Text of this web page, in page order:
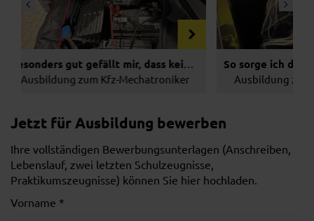
& Ausbildung
Besonders gut gefällt mir, dass kein Tag wie der andere ist.
Kfz-Mechatroniker
26.11.2025 Jobs & Ausbildung
Ausbildung zur
Jetzt für Ausbildung bewerben
Ihre vollständigen Bewerbungsunterlagen (Anschreiben,
Lebenslauf, zwei letzten Schulzeugnisse,
Praktikumszeugnisse) können Sie hier hochladen.
Vorname *